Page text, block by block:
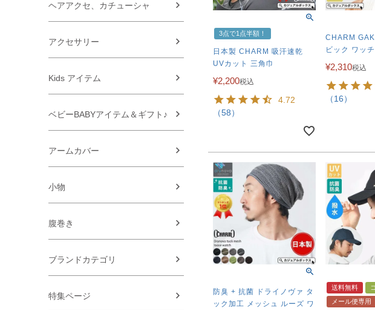
ヘアアクセ、カチューシャ
アクセサリー
Kids アイテム
ベビーBABYアイテム＆ギフト♪
アームカバー
小物
腹巻き
ブランドカテゴリ
特集ページ
3点で1点半額！
日本製 CHARM 吸汗速乾
UVカット 三角巾
¥2,200税込
4.72
（58）
CHARM
ビック ワッチ
¥2,310税込
（16）
防臭 + 抗菌 ドライノヴァ タ
ック加工 メッシュ ルーズ ワ
送料無料
メール便専用